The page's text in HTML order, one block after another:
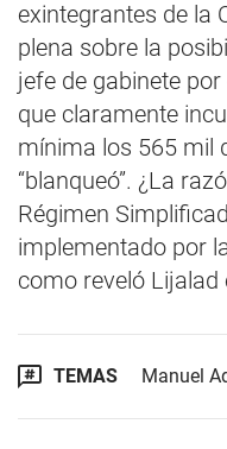
exintegrantes de la
plena sobre la
jefe de gabinete por
que claramente
mínima los 565 mil
“blanqueó”. ¿La
Régimen
implementado por
como reveló Lijalad
TEMAS Manuel